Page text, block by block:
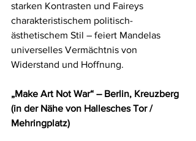
starken Kontrasten und Faireys
charakteristischem politisch-
ästhetischem Stil – feiert Mandelas
universelles Vermächtnis von
Widerstand und Hoffnung.
„Make Art Not War“ – Berlin, Kreuzberg
(in der Nähe von Hallesches Tor /
Mehringplatz)